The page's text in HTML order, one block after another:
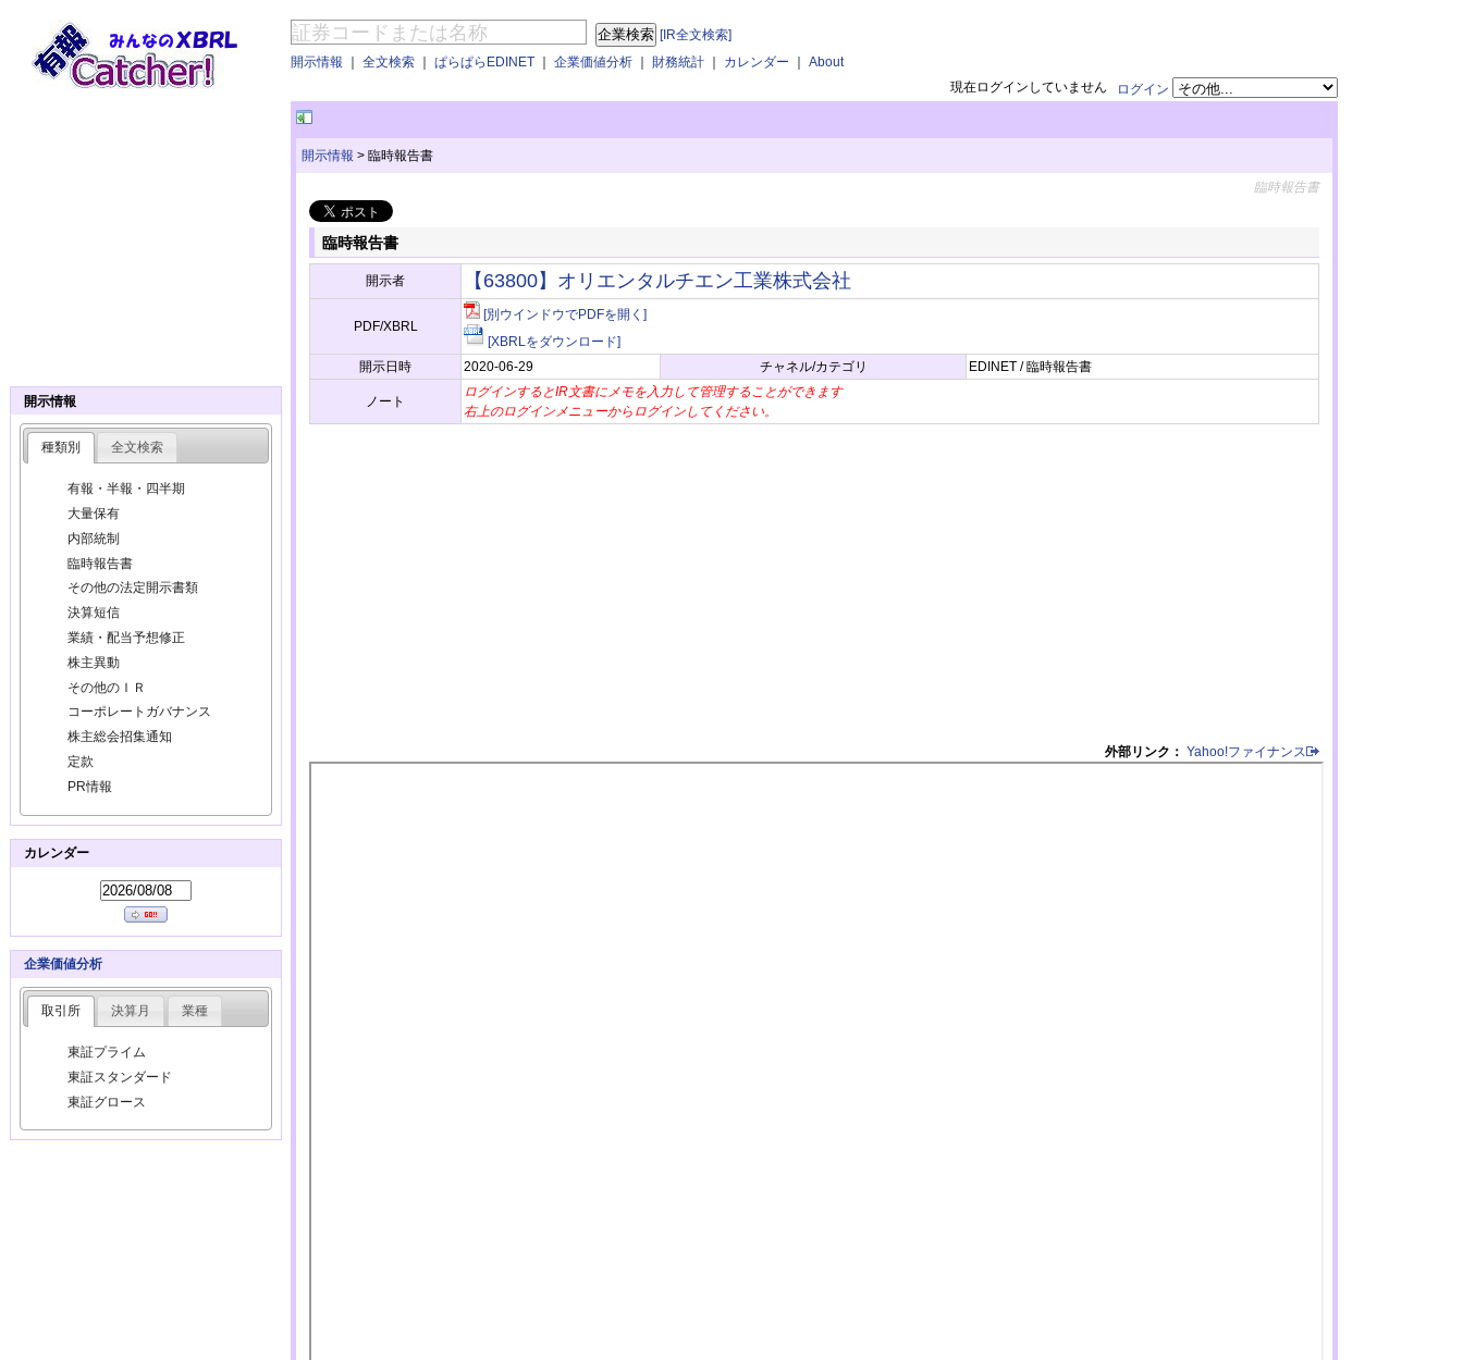
[IR全文検索]
開示情報 ｜ 全文検索 ｜ ぱらぱらEDINET ｜ 企業価値分析 ｜ 財務統計 ｜ カレンダー ｜ About
ログイン
現在ログインしていません
開示情報 > 臨時報告書
臨時報告書
臨時報告書
開示者 【63800】オリエンタルチエン工業株式会社
PDF/XBRL
[別ウインドウでPDFを開く]
[XBRLをダウンロード]
開示日時
2020-06-29 チャネル/カテゴリ EDINET / 臨時報告書
ノート
ログインするとIR文書にメモを入力して管理することができます
右上のログインメニューからログインしてください。
外部リンク： Yahoo!ファイナンス
開示情報
種類別 全文検索
有報・半報・四半期
大量保有
内部統制
臨時報告書
その他の法定開示書類
決算短信
業績・配当予想修正
株主異動
その他のＩＲ
コーポレートガバナンス
株主総会招集通知
定款
PR情報
カレンダー
企業価値分析
取引所 決算月 業種
東証プライム
東証スタンダード
東証グロース